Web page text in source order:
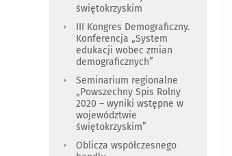
świętokrzyskim
III Kongres Demograficzny.
Konferencja „System
edukacji wobec zmian
demograficznych”
Seminarium regionalne
„Powszechny Spis Rolny
2020 – wyniki wstępne w
województwie
świętokrzyskim”
Oblicza współczesnego